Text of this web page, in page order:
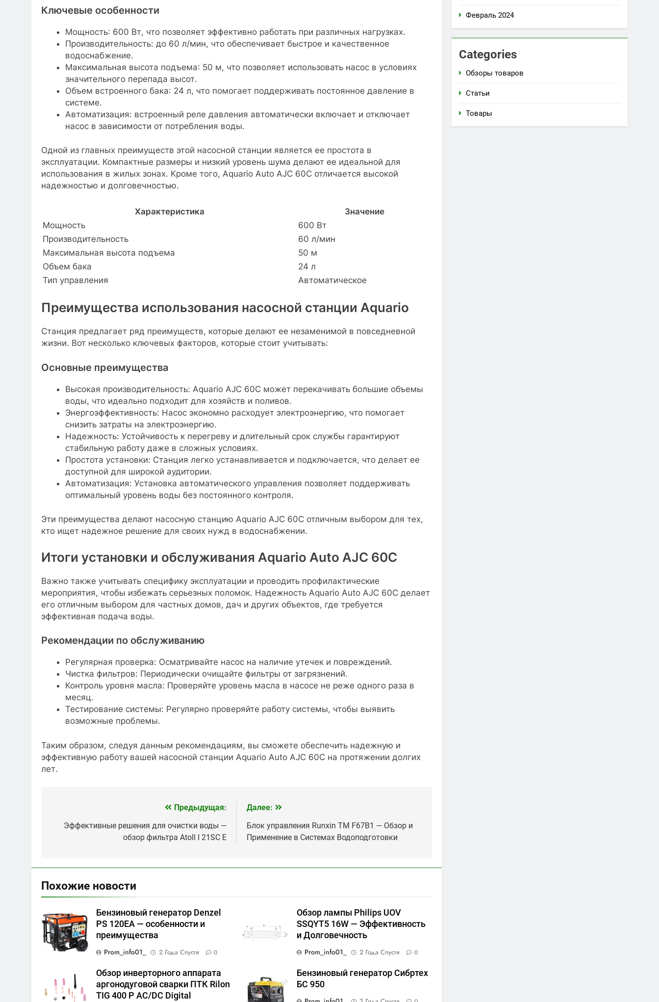
Ключевые особенности
Мощность: 600 Вт, что позволяет эффективно работать при различных нагрузках.
Производительность: до 60 л/мин, что обеспечивает быстрое и качественное
водоснабжение.
Максимальная высота подъема: 50 м, что позволяет использовать насос в условиях
значительного перепада высот.
Объем встроенного бака: 24 л, что помогает поддерживать постоянное давление в
системе.
Автоматизация: встроенный реле давления автоматически включает и отключает
насос в зависимости от потребления воды.
Одной из главных преимуществ этой насосной станции является ее простота в
эксплуатации. Компактные размеры и низкий уровень шума делают ее идеальной для
использования в жилых зонах. Кроме того, Aquario Auto AJC 60C отличается высокой
надежностью и долговечностью.
Характеристика
Значение
Мощность
600 Вт
Производительность
60 л/мин
Максимальная высота подъема
50 м
Объем бака
24 л
Тип управления
Автоматическое
Преимущества использования насосной станции Aquario
Станция предлагает ряд преимуществ, которые делают ее незаменимой в повседневной
жизни. Вот несколько ключевых факторов, которые стоит учитывать:
Основные преимущества
Высокая производительность: Aquario AJC 60C может перекачивать большие объемы
воды, что идеально подходит для хозяйств и поливов.
Энергоэффективность: Насос экономно расходует электроэнергию, что помогает
снизить затраты на электроэнергию.
Надежность: Устойчивость к перегреву и длительный срок службы гарантируют
стабильную работу даже в сложных условиях.
Простота установки: Станция легко устанавливается и подключается, что делает ее
доступной для широкой аудитории.
Автоматизация: Установка автоматического управления позволяет поддерживать
оптимальный уровень воды без постоянного контроля.
Эти преимущества делают насосную станцию Aquario AJC 60C отличным выбором для тех,
кто ищет надежное решение для своих нужд в водоснабжении.
Итоги установки и обслуживания Aquario Auto AJC 60C
Важно также учитывать специфику эксплуатации и проводить профилактические
мероприятия, чтобы избежать серьезных поломок. Надежность Aquario Auto AJC 60C делает
его отличным выбором для частных домов, дач и других объектов, где требуется
эффективная подача воды.
Рекомендации по обслуживанию
Регулярная проверка: Осматривайте насос на наличие утечек и повреждений.
Чистка фильтров: Периодически очищайте фильтры от загрязнений.
Контроль уровня масла: Проверяйте уровень масла в насосе не реже одного раза в
месяц.
Тестирование системы: Регулярно проверяйте работу системы, чтобы выявить
возможные проблемы.
Таким образом, следуя данным рекомендациям, вы сможете обеспечить надежную и
эффективную работу вашей насосной станции Aquario Auto AJC 60C на протяжении долгих
лет.
Предыдущая:
Эффективные решения для очистки воды —
обзор фильтра Atoll I 21SC E
Далее:
Блок управления Runxin TM F67B1 — Обзор и
Применение в Системах Водоподготовки
Похожие новости
Бензиновый генератор Denzel
PS 120EA — особенности и
преимущества
Prom_info01_
2 Года Спустя 0
Обзор лампы Philips UOV
SSQYT5 16W — Эффективность
и Долговечность
Prom_info01_
2 Года Спустя 0
Обзор инверторного аппарата
аргонодуговой сварки ПТК Rilon
TIG 400 P AC/DC Digital
Бензиновый генератор Сибртех
БС 950
Февраль 2024
Categories
Обзоры товаров
Статьи
Товары